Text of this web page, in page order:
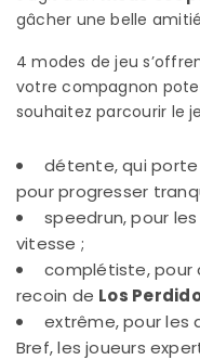
gâcher une belle
4 modes de jeu
votre compagnon
souhaitez parcourir le
détente, qui porte
pour progresser
speedrun, pour
vitesse ;
complétiste, pour
recoin de Los
extrême, pour les
Bref, les joueurs